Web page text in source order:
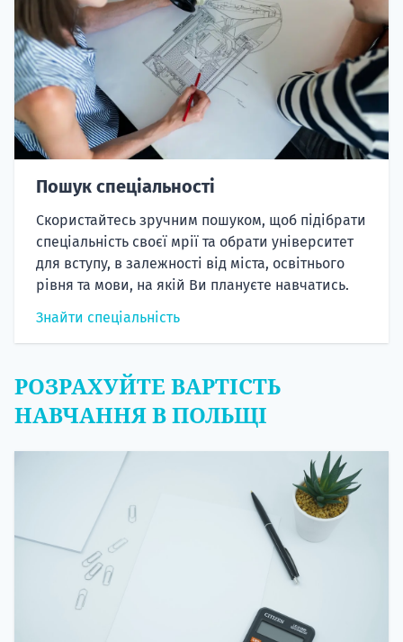
Пошук спеціальності
Скористайтесь зручним пошуком, щоб підібрати
спеціальність своєї мрії та обрати університет
для вступу, в залежності від міста, освітнього
рівня та мови, на якій Ви плануєте навчатись.
Знайти спеціальність
РОЗРАХУЙТЕ ВАРТІСТЬ
НАВЧАННЯ В ПОЛЬЩІ